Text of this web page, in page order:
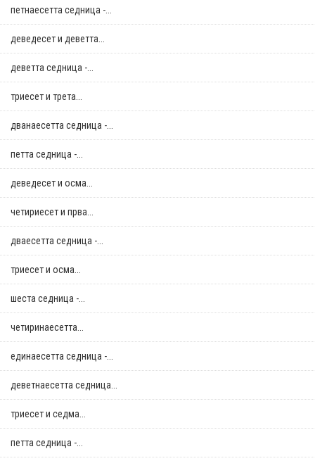
петнаесетта седница -...
деведесет и деветта...
деветта седница -...
триесет и трета...
дванаесетта седница -...
петта седница -...
деведесет и осма...
четириесет и прва...
дваесетта седница -...
триесет и осма...
шеста седница -...
четиринаесетта...
единаесетта седница -...
деветнаесетта седница...
триесет и седма...
петта седница -...